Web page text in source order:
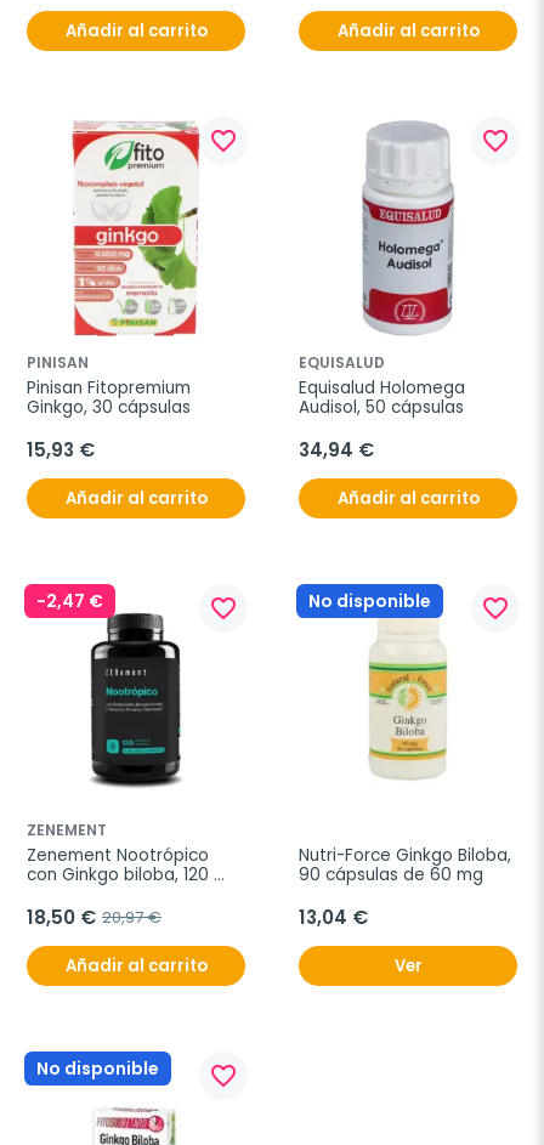
Añadir al carrito Añadir al carrito
favorite_border
PINISAN
Pinisan Fitopremium
Ginkgo, 30 cápsulas
15,93 €
Añadir al carrito
favorite_border
EQUISALUD
Equisalud Holomega
Audisol, 50 cápsulas
34,94 €
Añadir al carrito
-2,47 € favorite_border
ZENEMENT
Zenement Nootrópico
con Ginkgo biloba, 120
18,50 € 20,97 €
Añadir al carrito
No disponible favorite_border
Nutri-Force Ginkgo Biloba,
90 cápsulas de 60 mg
13,04 €
Ver
No disponible favorite_border